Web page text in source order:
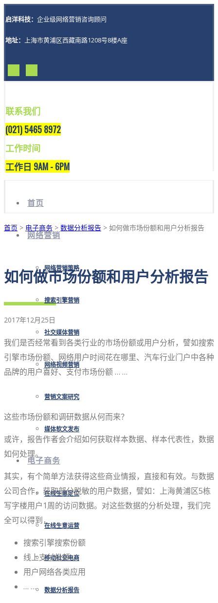
启洋科技： 企业级网络营销咨询顾问
地址： 上海市黄浦区西藏南路1208号8楼A座
联系我们
(021) 5465 8972
工作时间
工作日 9AM - 6PM
首页
网络营销
网络营销策略
搜索引擎营销
社交媒体营销
网络视频营销
营销文案研究
媒体软文发布
电子商务
在线生意定位
在线生意运营
移动社交电商
数据分析报告
首页 > 电子商务 > 数据分析报告 > 如何做市场份额和用户分析报告
如何做市场份额和用户分析报告
2017年12月25日
我们是否经常看到各类行业的市场份额或用户分析，譬如搜索
引擎市场份额、网络用户时间花在哪里、汽车行业门户中各种
品牌的用户喜好、支付市场份额 … …
这些市场份额和调研数据从何而来？
或许，报告作者会介绍如何获取样本数据、样本代表性，数据
如何处理。
其实，有个简单方法获得这些商业情报，直接和有效。与数据
公司合作，获取部分脱敏的用户数据，譬如：上海黄浦区5栋
写字楼用户1周的访问数据。对这些数据的分析处理，我们完
全可以得到，
搜索引擎搜索份额
线上支付份额
用户网络各类应用
… …